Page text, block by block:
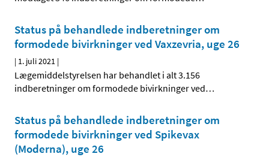
Status på behandlede indberetninger om
formodede bivirkninger ved Vaxzevria, uge 26
| 1. juli 2021 |
Lægemiddelstyrelsen har behandlet i alt 3.156
indberetninger om formodede bivirkninger ved…
Status på behandlede indberetninger om
formodede bivirkninger ved Spikevax
(Moderna), uge 26